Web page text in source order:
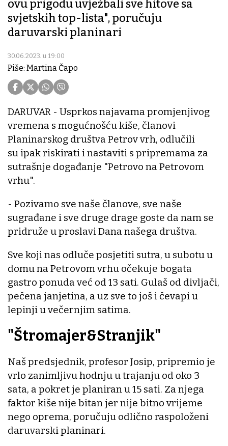
ovu prigodu uvježbali sve hitove sa
svjetskih top-lista", poručuju
daruvarski planinari
30.06.2023. u 19:00
Piše: Martina Čapo
DARUVAR - Usprkos najavama promjenjivog
vremena s mogućnošću kiše, članovi
Planinarskog društva Petrov vrh, odlučili
su ipak riskirati i nastaviti s pripremama za
sutrašnje događanje "Petrovo na Petrovom
vrhu".
- Pozivamo sve naše članove, sve naše
sugrađane i sve druge drage goste da nam se
pridruže u proslavi Dana našega društva.
Sve koji nas odluče posjetiti sutra, u subotu u
domu na Petrovom vrhu očekuje bogata
gastro ponuda već od 13 sati. Gulaš od divljači,
pečena janjetina, a uz sve to još i čevapi u
lepinji u večernjim satima.
"Štromajer&Stranjik"
Naš predsjednik, profesor Josip, pripremio je
vrlo zanimljivu hodnju u trajanju od oko 3
sata, a pokret je planiran u 15 sati. Za njega
faktor kiše nije bitan jer nije bitno vrijeme
nego oprema, poručuju odlično raspoloženi
daruvarski planinari.